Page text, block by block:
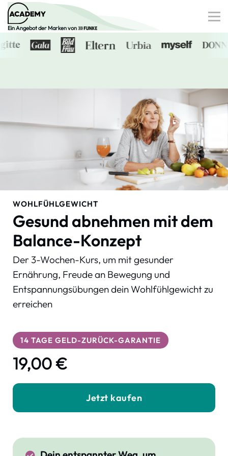
Ein Angebot der Marken von
0€-Angebote
Anmelden
WOHLFÜHLGEWICHT
Gesund abnehmen mit dem
Balance-Konzept
Der 3-Wochen-Kurs, um mit gesunder
Ernährung, Freude an Bewegung und
Entspannungsübungen dein Wohlfühlgewicht zu
erreichen
14 TAGE GELD-ZURÜCK-GARANTIE
19,00 €
Jetzt kaufen